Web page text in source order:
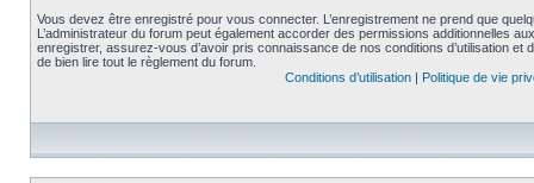
Vous devez être enregistré pour vous connecter. L’enregistrement ne prend que
L’administrateur du forum peut également accorder des permissions additionnelles
enregistrer, assurez-vous d’avoir pris connaissance de nos conditions d’utilisation et
de bien lire tout le règlement du forum.
Conditions d’utilisation| Politique de vie